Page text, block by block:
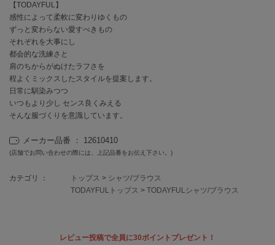
emmi
エミ
emmi atelier
エミ アトリエ
emmi yoga
エミヨガ
ETRÉ TOKYO
エトレトウキョウ
ey
アイ
【TODAYFUL】
感性によって柔軟に変わりゆくもの
ずっと変わらない愛すべきもの
それぞれを大事にし
都会的な洗練さと
肩のちからがぬけたラフさを
程よくミックスしたスタイルを提案します。
日常に馴染みつつ
いつもより少し センス良くみえる
そんな服づくりを意識しています。
メーカー品番 ： 12610410
(店舗でお問い合わせの際には、上記品番をお伝え下さい。)
カテゴリ ： トップス > シャツ/ブラウス
TODAYFULトップス > TODAYFULシャツ/ブラウス
レビュー投稿で全員に30ポイントプレゼント！